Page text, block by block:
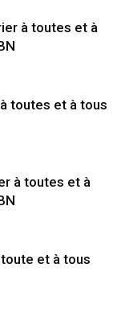
à toutes et à
toutes et à tous
à toutes et à
et à tous